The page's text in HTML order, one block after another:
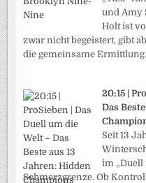
und Amy
Holt ist
zwar nicht begeistert, gibt
die gemeinsame
20:15 |
Das
Seit 13
im „Duell
Schmerzgrenze. Ob